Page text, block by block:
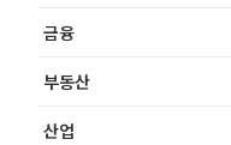
금융
부동산
산업